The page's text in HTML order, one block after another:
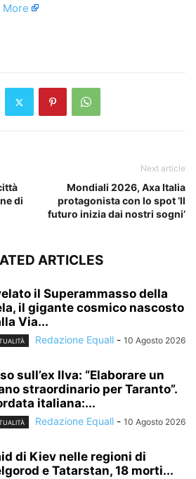
More
di
Next article
Mondiali 2026, Axa Italia
protagonista con lo spot ‘Il
futuro inizia dai nostri sogni’
ARTICLES
il Superammasso della
il gigante cosmico nascosto
Via...
Redazione Equall - 10 Agosto 2026
sull’ex Ilva: “Elaborare un
straordinario per Taranto”.
italiana:...
Redazione Equall - 10 Agosto 2026
di Kiev nelle regioni di
e Tatarstan, 18 morti...